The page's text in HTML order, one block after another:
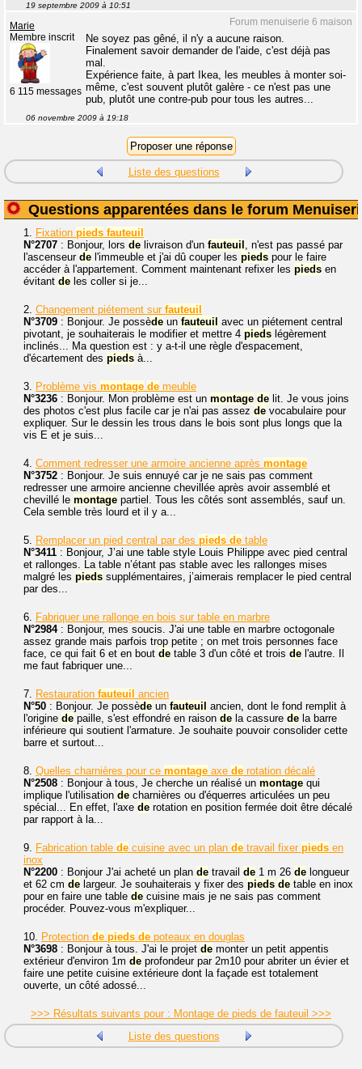
19 septembre 2009 à 10:51
Forum menuiserie 6 maison
Marie
Membre inscrit
6 115 messages
Ne soyez pas gêné, il n'y a aucune raison.
Finalement savoir demander de l'aide, c'est déjà pas
mal.
Expérience faite, à part Ikea, les meubles à monter soi-
même, c'est souvent plutôt galère - ce n'est pas une
pub, plutôt une contre-pub pour tous les autres...
06 novembre 2009 à 19:18
Liste des questions
Questions apparentées dans le forum
1. Fixation pieds fauteuil
N°2707 : Bonjour, lors de livraison d'un fauteuil , n'est pas passé par
l'ascenseur de l'immeuble et j'ai dû couper les pieds pour le faire
accéder à l'appartement. Comment maintenant refixer les pieds en
évitant de les coller si je...
2. Changement piétement sur fauteuil
N°3709 : Bonjour. Je possède un fauteuil avec un piétement central
pivotant, je souhaiterais le modifier et mettre 4 pieds légèrement
inclinés... Ma question est : y a-t-il une règle d'espacement,
d'écartement des pieds à...
3. Problème vis montage de meuble
N°3236 : Bonjour. Mon problème est un montage de lit. Je vous joins
des photos c'est plus facile car je n'ai pas assez de vocabulaire pour
expliquer. Sur le dessin les trous dans le bois sont plus longs que la
vis E et je suis...
4. Comment redresser une armoire ancienne après montage
N°3752 : Bonjour. Je suis ennuyé car je ne sais pas comment
redresser une armoire ancienne chevillée après avoir assemblé et
chevillé le montage partiel. Tous les côtés sont assemblés, sauf un.
Cela semble très lourd et il y a...
5. Remplacer un pied central par des pieds de table
N°3411 : Bonjour, J’ai une table style Louis Philippe avec pied central
et rallonges. La table n’étant pas stable avec les rallonges mises
malgré les pieds supplémentaires, j’aimerais remplacer le pied central
par des...
6. Fabriquer une rallonge en bois sur table en marbre
N°2984: Bonjour, mes soucis. J'ai une table en marbre octogonale
assez grande mais parfois trop petite ; on met trois personnes face
face, ce qui fait 6 et en bout de table 3 d'un côté et trois de l'autre. Il
me faut fabriquer une...
7. Restauration fauteuil ancien
N°50 : Bonjour. Je possède un fauteuil ancien, dont le fond remplit à
l'origine de paille, s'est effondré en raison de la cassure de la barre
inférieure qui soutient l'armature. Je souhaite pouvoir consolider cette
barre et surtout...
8. Quelles charnières pour ce montage axe de rotation décalé
N°2508 : Bonjour à tous, Je cherche un réalisé un montage qui
implique l'utilisation de charnières ou d'équerres articulées un peu
spécial... En effet, l'axe de rotation en position fermée doit être décalé
par rapport à la...
9. Fabrication table de cuisine avec un plan de travail fixer pieds en
inox
N°2200 : Bonjour J'ai acheté un plan de travail de 1 m 26 de longueur
et 62 cm de largeur. Je souhaiterais y fixer des pieds de table en inox
pour en faire une table de cuisine mais je ne sais pas comment
procéder. Pouvez-vous m'expliquer...
10. Protection de pieds de poteaux en douglas
N°3698 : Bonjour à tous. J'ai le projet de monter un petit appentis
extérieur d'environ 1m de profondeur par 2m10 pour abriter un évier et
faire une petite cuisine extérieure dont la façade est totalement
ouverte, un côté adossé...
>>> Résultats suivants pour : Montage de pieds de fauteuil >>>
Liste des questions